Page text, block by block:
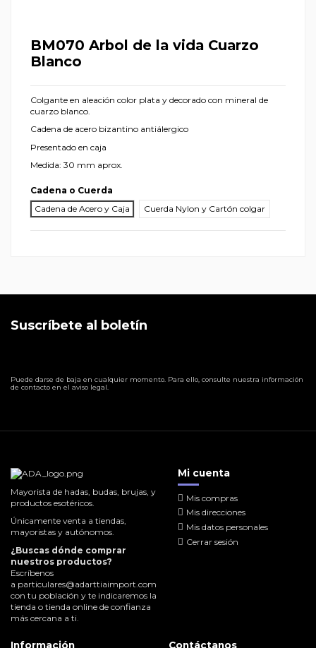
BM070 Arbol de la vida Cuarzo
Blanco
Colgante en aleación color plata y decorado con mineral de
cuarzo blanco.
Cadena de acero bizantino antiálergico
Presentado en caja
Medida: 30 mm aprox.
Cadena o Cuerda
Cadena de Acero y Caja
Cuerda Nylon y Cartón colgar
Suscríbete al boletín
Puede darse de baja en cualquier momento. Para ello, consulte nuestra información
de contacto en el aviso legal.
Mayorista de hadas, budas, brujas, y
productos esotéricos.
Únicamente venta a tiendas,
mayoristas y autónomos.
¿Buscas dónde comprar
nuestros productos?
Escríbenos
a particulares@adarttiaimport.com
con tu población y te indicaremos la
tienda o tienda online de confianza
más cercana a ti.
Mi cuenta
Mis compras
Mis direcciones
Mis datos personales
Cerrar sesión
Información Contáctanos